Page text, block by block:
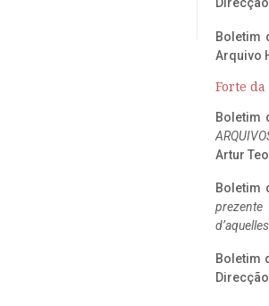
Boletim
Arquivo
Forte da
Boletim
Artur
Boletim
Boletim